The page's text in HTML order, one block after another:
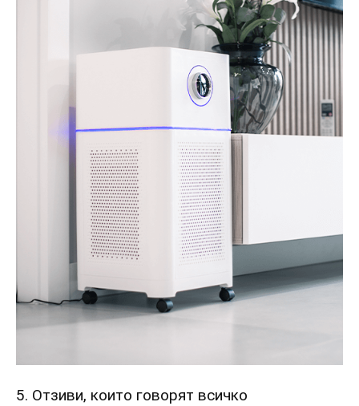
5. Отзиви, които говорят всичко